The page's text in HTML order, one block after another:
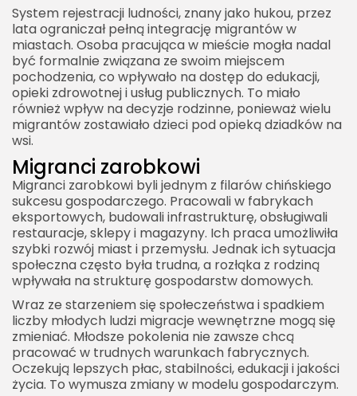
2026 Akademia Internetu Wszelkie prawa
zastrzeżone. Treści umieszczone na stronie
chronione są prawem autorskim.
System rejestracji ludności, znany jako hukou, przez
lata ograniczał pełną integrację migrantów w
miastach. Osoba pracująca w mieście mogła nadal
być formalnie związana ze swoim miejscem
pochodzenia, co wpływało na dostęp do edukacji,
opieki zdrowotnej i usług publicznych. To miało
również wpływ na decyzje rodzinne, ponieważ wielu
migrantów zostawiało dzieci pod opieką dziadków na
wsi.
Migranci zarobkowi
Migranci zarobkowi byli jednym z filarów chińskiego
sukcesu gospodarczego. Pracowali w fabrykach
eksportowych, budowali infrastrukturę, obsługiwali
restauracje, sklepy i magazyny. Ich praca umożliwiła
szybki rozwój miast i przemysłu. Jednak ich sytuacja
społeczna często była trudna, a rozłąka z rodziną
wpływała na strukturę gospodarstw domowych.
Wraz ze starzeniem się społeczeństwa i spadkiem
liczby młodych ludzi migracje wewnętrzne mogą się
zmieniać. Młodsze pokolenia nie zawsze chcą
pracować w trudnych warunkach fabrycznych.
Oczekują lepszych płac, stabilności, edukacji i jakości
życia. To wymusza zmiany w modelu gospodarczym.